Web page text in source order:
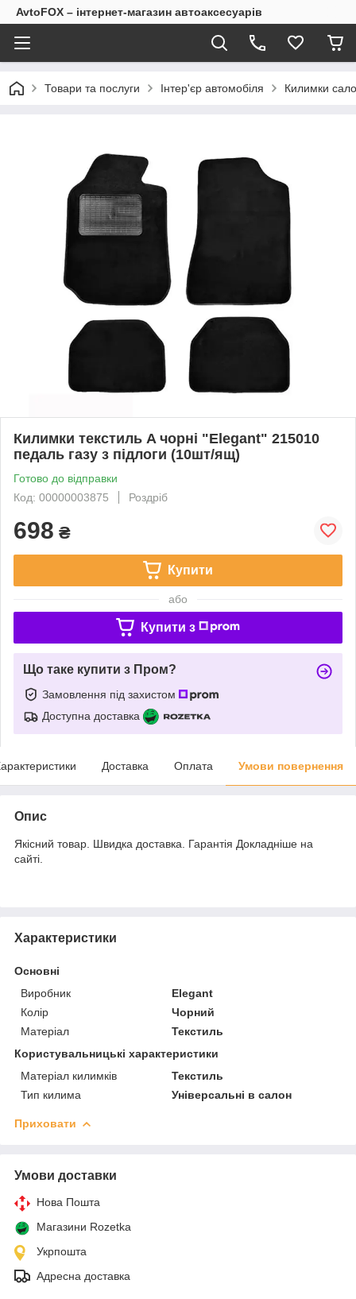
AvtoFOX – інтернет-магазин автоаксесуарів
Товари та послуги Інтер'єр автомобіля Килимки
Килимки текстиль A чорні "Elegant" 215010
педаль газу з підлоги (10шт/ящ)
Готово до відправки
Код: 00000003875
Роздріб
698 ₴
Купити
або
Купити з
Що таке купити з Пром?
Замовлення під захистом
Доступна доставка
Доставка Оплата Умови повернення
Опис
Якісний товар. Швидка доставка. Гарантія Докладніше на
сайті.
Характеристики
Основні
Виробник
Elegant
Колір
Чорний
Матеріал
Текстиль
Користувальницькі характеристики
Матеріал килимків
Текстиль
Тип килима
Універсальні в салон
Приховати
Умови доставки
Нова Пошта
Магазини Rozetka
Укрпошта
Адресна доставка